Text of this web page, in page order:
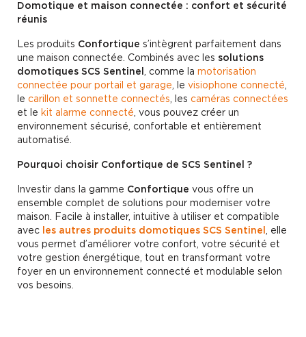
Domotique et maison connectée : confort et sécurité
réunis
Les produits Confortique s’intègrent parfaitement dans
une maison connectée. Combinés avec les solutions
domotiques SCS Sentinel
, comme la motorisation
connectée pour portail et garage , le visiophone connecté
le carillon et sonnette connectés , les caméras connectées
et le kit alarme connecté , vous pouvez créer un
environnement sécurisé, confortable et entièrement
automatisé.
Pourquoi choisir Confortique de SCS Sentinel ?
Investir dans la gamme Confortique vous offre un
ensemble complet de solutions pour moderniser votre
maison. Facile à installer, intuitive à utiliser et compatible
avec les autres produits domotiques SCS Sentinel
, elle
vous permet d’améliorer votre confort, votre sécurité et
votre gestion énergétique, tout en transformant votre
foyer en un environnement connecté et modulable selon
vos besoins.